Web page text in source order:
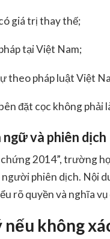
giá trị thay thế;
tại Việt Nam;
theo pháp luật Việt
đặt cọc không phải
ngữ và phiên dịch
2014”, trường
phiên dịch. Nội
rõ quyền và nghĩa
nếu không